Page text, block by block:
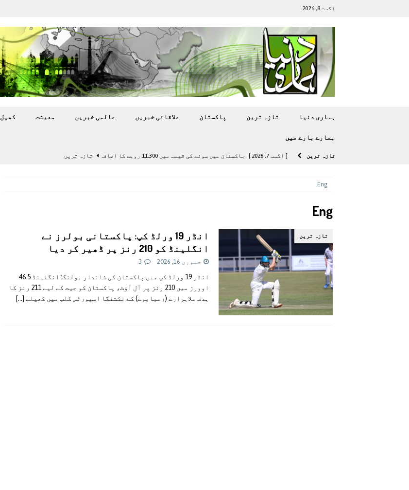
اگست 8, 2026
ہماری دنیا تازہ ترين پاکستان علاقائی خبريں عالمی خبريں معيشت کھيل
ہمارے بارے ميں
تازہ ترين [ اگست 7, 2026 ] پاکستان میں سونے کی قیمت میں 11,300 روپے کا اضافہ تازہ ترين
اسپیس ایکس راکٹ کا حصہ چاند سے ٹکرا گیا تازہ ترين
Eng
Eng
تازہ ترين
انڈر 19 ورلڈ کپ: پاکستانی بولرز نے
انگلینڈ کو 210 رنز پر ڈھیر کر دیا
جنوری 16, 2026 3
انڈر 19 ورلڈ کپ میں پاکستان کی شاندار بولنگ: انگلینڈ 46.5
اوورز میں 210 رنز پر آل آؤٹ، پاکستان کو جیت کے لیے 211 رنز کا
ہدف ملاہرارے (زمبابوے) کے تکشنگا اسپورٹس کلب میں کھیلے […]